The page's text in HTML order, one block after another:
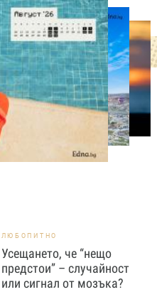
СВОБОДНО ВРЕМЕ
Ново бебе в кралското
семейство
ЛЮБОПИТНО
Усещането, че “нещо
предстои” – случайност
или сигнал от мозъка?